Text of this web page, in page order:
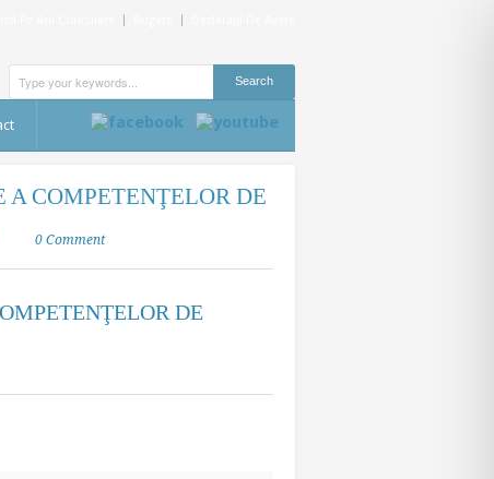
COMPETENŢELOR DE
0 Comment
DE